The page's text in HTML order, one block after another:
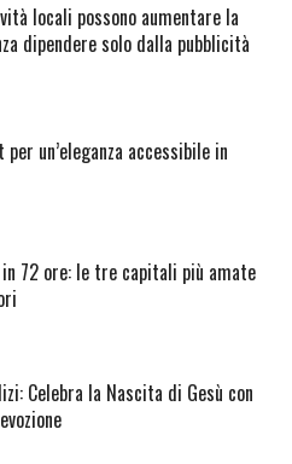
locali possono aumentare la
dipendere solo dalla pubblicità
un’eleganza accessibile in
in 72 ore: le tre capitali più amate
Celebra la Nascita di Gesù con